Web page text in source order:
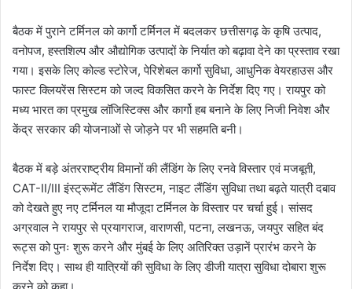
बैठक में पुराने टर्मिनल को कार्गो टर्मिनल में बदलकर छत्तीसगढ़ के कृषि उत्पाद,
वनोपज, हस्तशिल्प और औद्योगिक उत्पादों के निर्यात को बढ़ावा देने का प्रस्ताव रखा
गया। इसके लिए कोल्ड स्टोरेज, पेरिशेबल कार्गो सुविधा, आधुनिक वेयरहाउस और
फास्ट क्लियरेंस सिस्टम को जल्द विकसित करने के निर्देश दिए गए। रायपुर को
मध्य भारत का प्रमुख लॉजिस्टिक्स और कार्गो हब बनाने के लिए निजी निवेश और
केंद्र सरकार की योजनाओं से जोड़ने पर भी सहमति बनी।
बैठक में बड़े अंतरराष्ट्रीय विमानों की लैंडिंग के लिए रनवे विस्तार एवं मजबूती,
CAT-II/III इंस्ट्रूमेंट लैंडिंग सिस्टम, नाइट लैंडिंग सुविधा तथा बढ़ते यात्री दबाव
को देखते हुए नए टर्मिनल या मौजूदा टर्मिनल के विस्तार पर चर्चा हुई। सांसद
अग्रवाल ने रायपुर से प्रयागराज, वाराणसी, पटना, लखनऊ, जयपुर सहित बंद
रूट्स को पुनः शुरू करने और मुंबई के लिए अतिरिक्त उड़ानें प्रारंभ करने के
निर्देश दिए। साथ ही यात्रियों की सुविधा के लिए डीजी यात्रा सुविधा दोबारा शुरू